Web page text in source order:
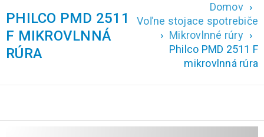
PHILCO PMD 2511
F MIKROVLNNÁ
RÚRA
Domov ›
Voľne stojace spotrebiče
› Mikrovlnné rúry ›
Philco PMD 2511 F
mikrovlnná rúra